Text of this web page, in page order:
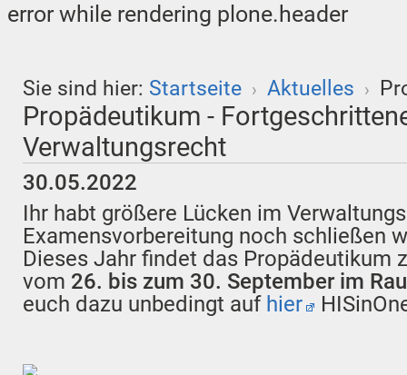
error while rendering plone.header
Sie sind hier: Startseite › Aktuelles ›
Propädeutikum -
Verwaltungsrecht
30.05.2022
Ihr habt größere Lücken im
Examensvorbereitung noch schließen
Dieses Jahr findet das Propädeutikum
vom 26. bis zum 30. September im
euch dazu unbedingt auf hier